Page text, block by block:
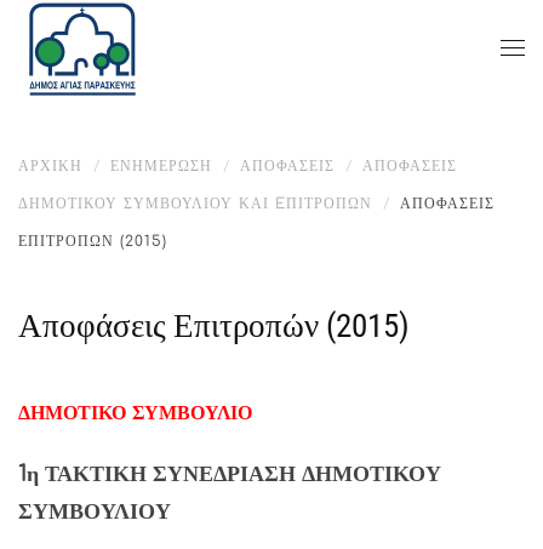
ΑΡΧΙΚΉ ΕΝΗΜΈΡΩΣΗ ΑΠΟΦΑΣΕΙΣ ΑΠΟΦΆΣΕΙΣ
ΔΗΜΟΤΙΚΟΎ ΣΥΜΒΟΥΛΊΟΥ ΚΑΙ EΠΙΤΡΟΠΏΝ ΑΠΟΦΆΣΕΙΣ
ΕΠΙΤΡΟΠΏΝ (2015)
Αποφάσεις Επιτροπών (2015)
ΔΗΜΟΤΙΚΟ ΣΥΜΒΟΥΛΙΟ
1η ΤΑΚΤΙΚΗ ΣΥΝΕΔΡΙΑΣΗ ΔΗΜΟΤΙΚΟΥ
ΣΥΜΒΟΥΛΙΟΥ